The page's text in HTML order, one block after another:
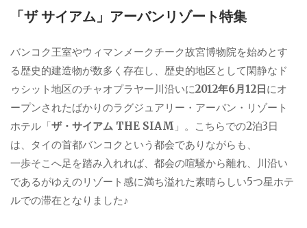
「ザ サイアム」アーバンリゾート特集
バンコク王室やウィマンメークチーク故宮博物院を始めとす
る歴史的建造物が数多く存在し、歴史的地区として閑静なド
ゥシット地区のチャオプラヤー川沿いに2012年6月12日にオ
ープンされたばかりのラグジュアリー・アーバン・リゾート
ホテル「ザ・サイアム THE SIAM 」。こちらでの2泊3日
は、タイの首都バンコクという都会でありながらも、
一歩そこへ足を踏み入れれば、都会の喧騒から離れ、川沿い
であるがゆえのリゾート感に満ち溢れた素晴らしい5つ星ホテ
ルでの滞在となりました♪